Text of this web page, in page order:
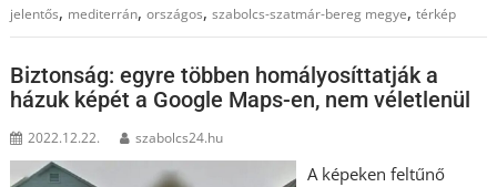
jelentős, mediterrán,országos,szabolcs-szatmár-bereg megye,térkép
Biztonság: egyre többen homályosíttatják a
házuk képét a Google Maps-en, nem véletlenül
2022.12.22. szabolcs24.hu
A képeken feltűnő